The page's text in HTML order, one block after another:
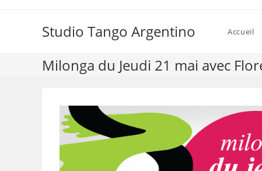
Studio Tango Argentino Accueil
Milonga du Jeudi 21 mai avec